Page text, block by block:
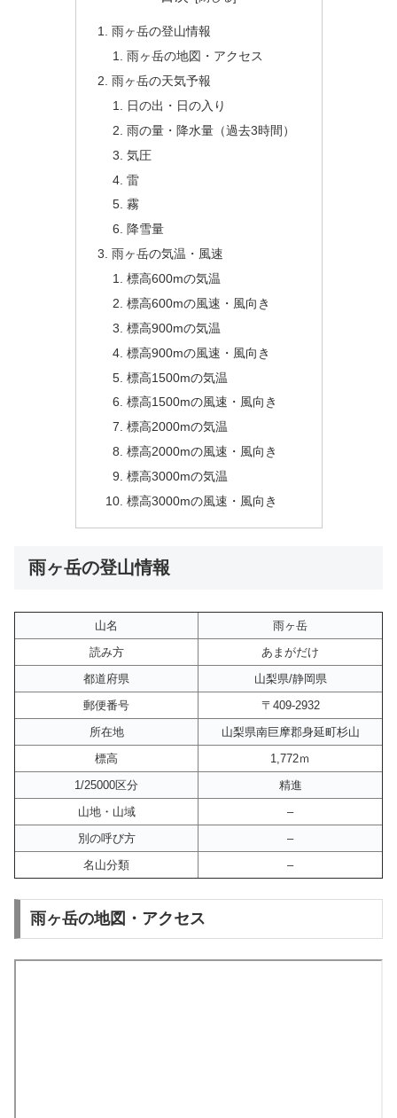
雨ヶ岳の登山情報
雨ヶ岳の地図・アクセス
雨ヶ岳の天気予報
日の出・日の入り
雨の量・降水量（過去3時間）
気圧
雷
霧
降雪量
雨ヶ岳の気温・風速
標高600mの気温
標高600mの風速・風向き
標高900mの気温
標高900mの風速・風向き
標高1500mの気温
標高1500mの風速・風向き
標高2000mの気温
標高2000mの風速・風向き
標高3000mの気温
標高3000mの風速・風向き
雨ヶ岳の登山情報
山名
雨ヶ岳
読み方
あまがだけ
都道府県
山梨県/静岡県
郵便番号
〒409-2932
所在地
山梨県南巨摩郡身延町杉山
標高
1,772ｍ
1/25000区分
精進
山地・山域
–
別の呼び方
–
名山分類
–
雨ヶ岳の地図・アクセス